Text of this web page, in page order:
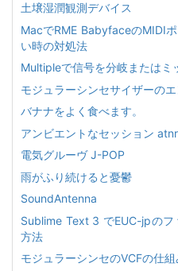
土壌湿潤観測デバイス
MacでRME BabyfaceのMIDI
い時の対処法
Multipleで信号を分岐またはミ
モジュラーシンセサイザーの
バナナをよく食べます。
アンビエントなセッション
電気グルーヴ J-POP
雨がふり続けると憂鬱
SoundAntenna
Sublime Text 3 でEUC-jpの
方法
モジュラーシンセのVCFの仕組